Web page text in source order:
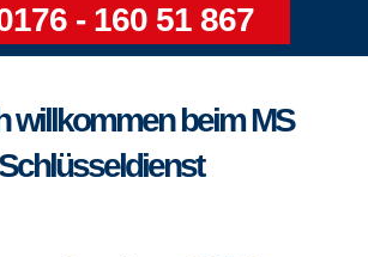
- 160 51 867
willkommen beim MS
Schlüsseldienst